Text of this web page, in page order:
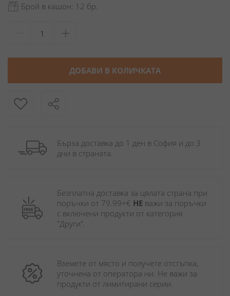
Брой в кашон: 12 бр.
ДОБАВИ В КОЛИЧКАТА
Бърза доставка до 1 ден в София и до 3
дни в страната.
Безплатна доставка за цялата страна при
поръчки от 79.99+€ НЕ важи за поръчки
с включени продукти от категория
"Други".
Вземете от място и получете отстъпка,
уточнена от оператора ни. Не важи за
продукти от лимитирани серии.